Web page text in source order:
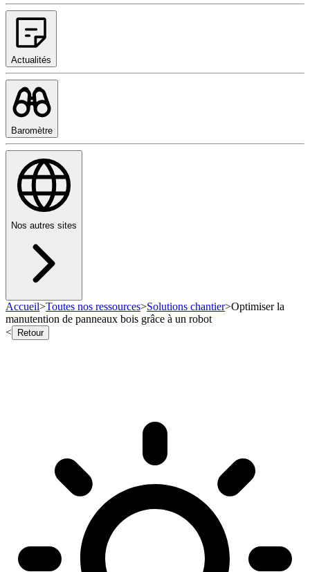
Actualités
Baromètre
Nos autres sites
Accueil>Toutes nos ressources>Solutions chantier>Optimiser la
manutention de panneaux bois grâce à un robot
<
Retour